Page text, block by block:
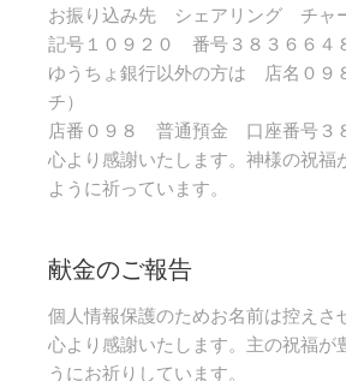
お振り込み先 シェアリング チャ
記号１０９２０ 番号３８３６６４
ゆうちょ銀行以外の方は 店名０９
チ）
店番０９８ 普通預金 口座番号３
心より感謝いたします。神様の祝福
ように祈っています。
献金のご報告
個人情報保護のためお名前は控えさ
心より感謝いたします。主の祝福が
うにお祈りしています。